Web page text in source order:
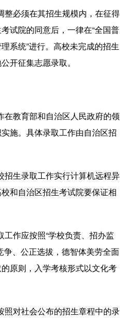
必须在其招生规模内，在征得
试院的同意后，一律在“全国普
系统”进行。高校未完成的招生
开征集志愿录取。
教育部和自治区人民政府的领
施。具体录取工作由自治区招
生录取工作实行计算机远程异
和自治区招生考试院要保证相
作应按照“学校负责、招办监
争、公正选拔，德智体美劳全面
原则，入学考核形式以文化考
对社会公布的招生章程中的录